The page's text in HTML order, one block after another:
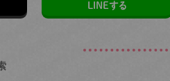
LINEする